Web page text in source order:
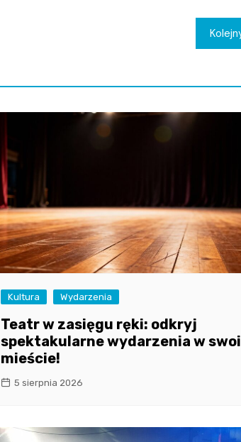
Kultura Wydarzenia
Teatr w zasięgu ręki: odkryj
spektakularne wydarzenia w
mieście!
5 sierpnia 2026